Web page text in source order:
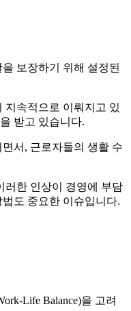
보장하기 위해 설정된
지속적으로 이뤄지고 있
받고 있습니다.
서, 근로자들의 생활 수
러한 인상이 경영에 부담
도 중요한 이슈입니다.
Life Balance)을 고려